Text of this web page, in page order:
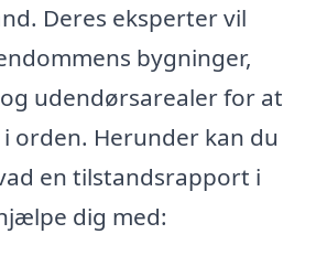
Deres eksperter vil
bygninger,
udendørsarealer for at
orden. Herunder kan du
en tilstandsrapport i
dig med: